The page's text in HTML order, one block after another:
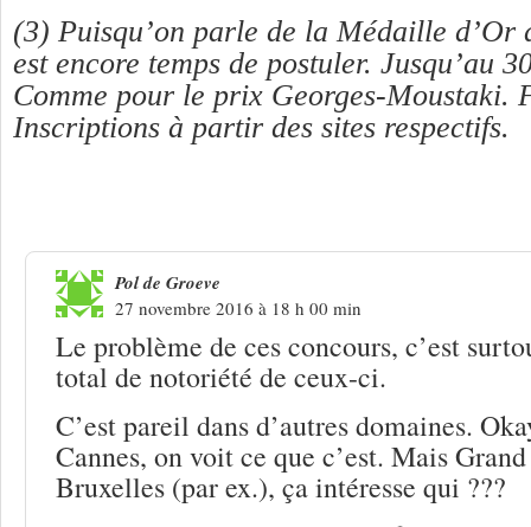
(3) Puisqu’on parle de la Médaille d’Or
est encore temps de postuler. Jusqu’au
Comme pour le prix Georges-Moustaki.
Inscriptions à partir des sites respectifs.
Pol de Groeve
27 novembre 2016 à 18 h 00 min
Le problème de ces concours, c’est
total de notoriété de ceux-ci.
C’est pareil dans d’autres domaines.
Cannes, on voit ce que c’est. Mais
Bruxelles (par ex.), ça intéresse qui ???